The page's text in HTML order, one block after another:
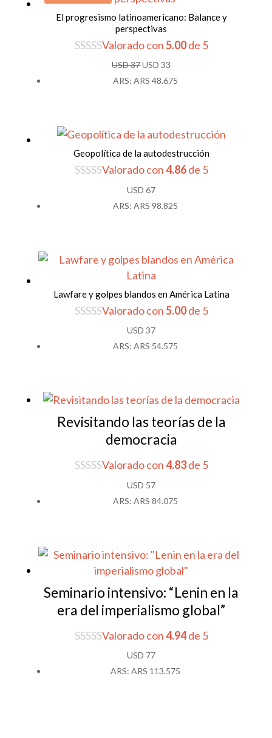
El progresismo latinoamericano: Balance y
perspectivas
Valorado con5.00de 5
USD37El
precio
USD 33
precio
ARS:ARS 48.675
Geopolítica de la autodestrucción
Valorado con4.86de 5
USD 67
ARS:ARS 98.825
Lawfare y golpes blandos en América Latina
Valorado con5.00de 5
USD 37
ARS:ARS 54.575
Revisitando las teorías de la
democracia
Valorado con4.83de 5
USD 57
ARS:ARS 84.075
Seminario intensivo: “Lenin en la
era del imperialismo global”
Valorado con4.94de 5
USD 77
ARS:ARS 113.575